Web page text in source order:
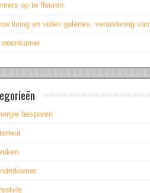
op te fleuren
living en video galeries: verandering van
besparen